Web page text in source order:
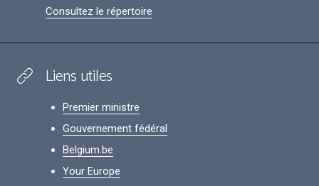
Consultez le répertoire
Liens utiles
Premier ministre
Gouvernement fédéral
Belgium.be
Your Europe